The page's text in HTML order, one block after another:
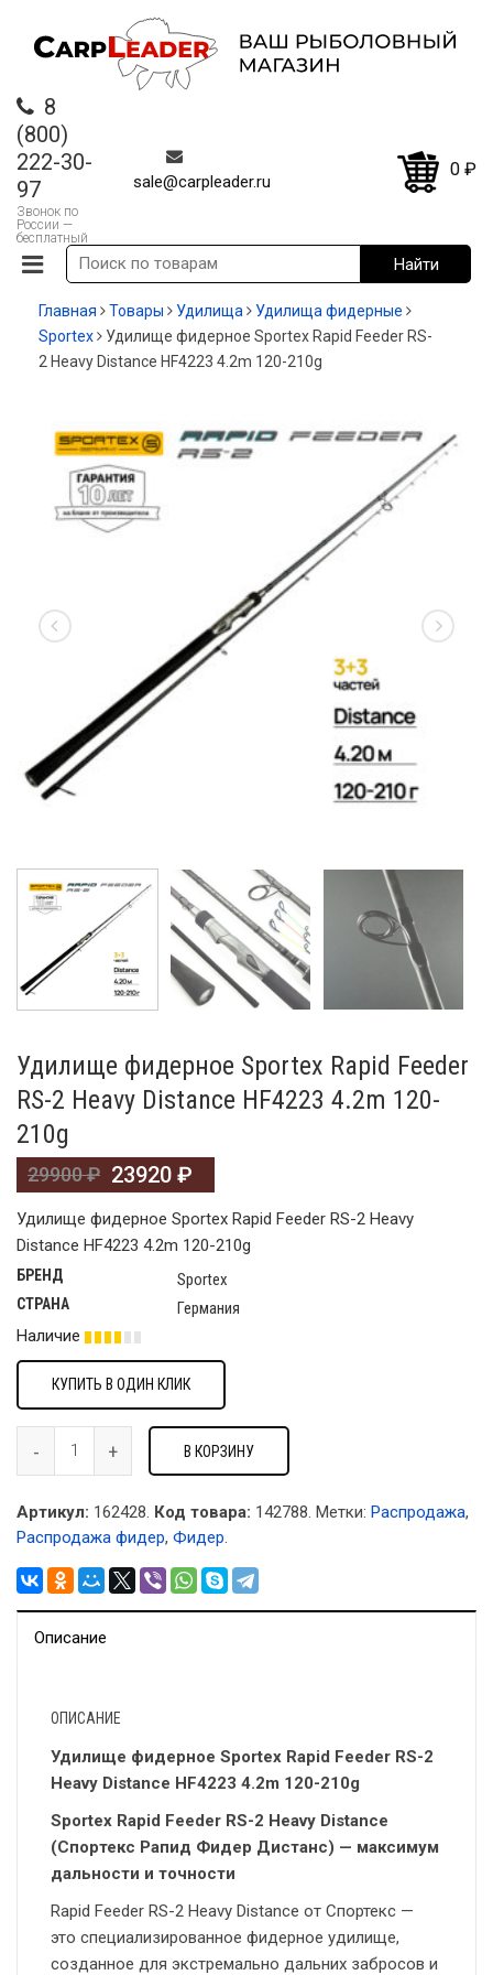
8
(800)
222-30-
97
Звонок по
России —
бесплатный
sale@carpleader.ru
0 ₽
Главная Товары Удилища
Удилища фидерные
Sportex
Удилище фидерное Sportex Rapid Feeder RS-
2 Heavy Distance HF4223 4.2m 120-210g
Удилище фидерное Sportex Rapid Feeder
RS-2 Heavy Distance HF4223 4.2m 120-
210g
29900₽ 23920 ₽
Удилище фидерное Sportex Rapid Feeder RS-2 Heavy
Distance HF4223 4.2m 120-210g
БРЕНД Sportex
СТРАНА
Германия
Наличие
КУПИТЬ В ОДИН КЛИК
В КОРЗИНУ
Артикул: 162428. Код товара: 142788. Метки: Распродажа,
Распродажа фидер, Фидер.
Описание
ОПИСАНИЕ
Удилище фидерное Sportex Rapid Feeder RS-2
Heavy Distance HF4223 4.2m 120-210g
Sportex Rapid Feeder RS-2 Heavy Distance
(Спортекс Рапид Фидер Дистанс) — максимум
дальности и точности
Rapid Feeder RS-2 Heavy Distance от Спортекс —
это специализированное фидерное удилище,
созданное для экстремально дальних забросов и